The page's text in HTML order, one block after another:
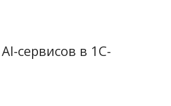
сервисов в 1С-